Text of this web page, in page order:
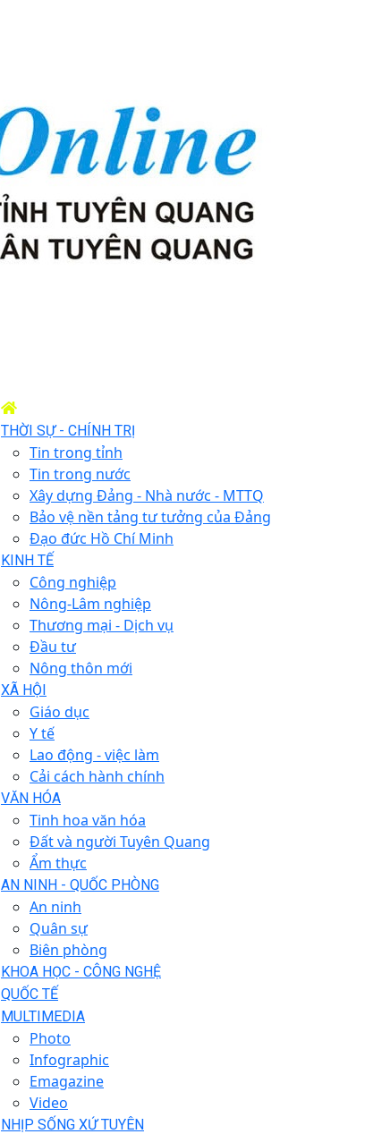
THỜI SỰ - CHÍNH TRỊ
Tin trong tỉnh
Tin trong nước
Xây dựng Đảng - Nhà nước - MTTQ
Bảo vệ nền tảng tư tưởng của Đảng
Đạo đức Hồ Chí Minh
KINH TẾ
Công nghiệp
Nông-Lâm nghiệp
Thương mại - Dịch vụ
Đầu tư
Nông thôn mới
XÃ HỘI
Giáo dục
Y tế
Lao động - việc làm
Cải cách hành chính
VĂN HÓA
Tinh hoa văn hóa
Đất và người Tuyên Quang
Ẩm thực
AN NINH - QUỐC PHÒNG
An ninh
Quân sự
Biên phòng
KHOA HỌC - CÔNG NGHỆ
QUỐC TẾ
MULTIMEDIA
Photo
Infographic
Emagazine
Video
NHỊP SỐNG XỨ TUYÊN